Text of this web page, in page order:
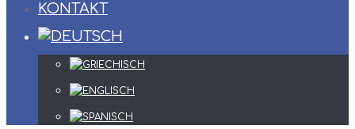
KONTAKT